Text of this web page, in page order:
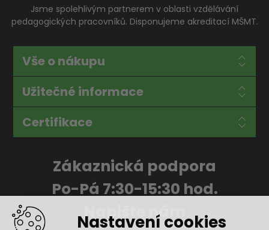
Nastavení cookies
Jsme spolehlivým partnerem v oblasti vzdělávání
pedagogických pracovníků. Disponujeme akreditací MŠMT.
Vše o nákupu
Užitečné informace
Certifikace
Zákaznická podpora
Po-Pá 7:30-15:30 hod.
Napište nám